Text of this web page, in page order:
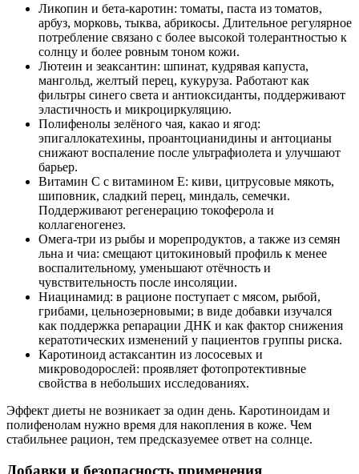
Ликопин и бета‑каротин: томаты, паста из томатов,
арбуз, морковь, тыква, абрикосы. Длительное регулярное
потребление связано с более высокой толерантностью к
солнцу и более ровным тоном кожи.
Лютеин и зеаксантин: шпинат, кудрявая капуста,
мангольд, желтый перец, кукуруза. Работают как
фильтры синего света и антиоксиданты, поддерживают
эластичность и микроциркуляцию.
Полифенолы зелёного чая, какао и ягод:
эпигаллокатехины, проантоцианидины и антоцианы
снижают воспаление после ультрафиолета и улучшают
барьер.
Витамин С с витамином Е: киви, цитрусовые мякоть,
шиповник, сладкий перец, миндаль, семечки.
Поддерживают регенерацию токоферола и
коллагеногенез.
Омега‑три из рыбы и морепродуктов, а также из семян
льна и чиа: смещают цитокиновый профиль к менее
воспалительному, уменьшают отёчность и
чувствительность после инсоляции.
Ниацинамид: в рационе поступает с мясом, рыбой,
грибами, цельнозерновыми; в виде добавки изучался
как поддержка репарации ДНК и как фактор снижения
кератотических изменений у пациентов группы риска.
Каротиноид астаксантин из лососевых и
микроводорослей: проявляет фотопротективные
свойства в небольших исследованиях.
Эффект диеты не возникает за один день. Каротиноидам и
полифенолам нужно время для накопления в коже. Чем
стабильнее рацион, тем предсказуемее ответ на солнце.
Добавки и безопасность применения